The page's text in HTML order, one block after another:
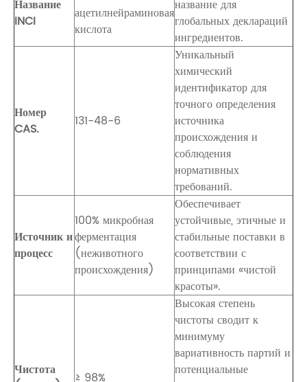
Название
INCI
ацетилнейраминовая
кислота
название для
глобальных деклараций
ингредиентов.
Номер
CAS.
131-48-6
Уникальный
химический
идентификатор для
точного определения
источника
происхождения и
соблюдения
нормативных
требований.
Источник и
процесс
100% микробная
ферментация
(неживотного
происхождения)
Обеспечивает
устойчивые, этичные и
стабильные поставки в
соответствии с
принципами «чистой
красоты».
Чистота
≥ 98%
Высокая степень
чистоты сводит к
минимуму
вариативность партий и
потенциальные